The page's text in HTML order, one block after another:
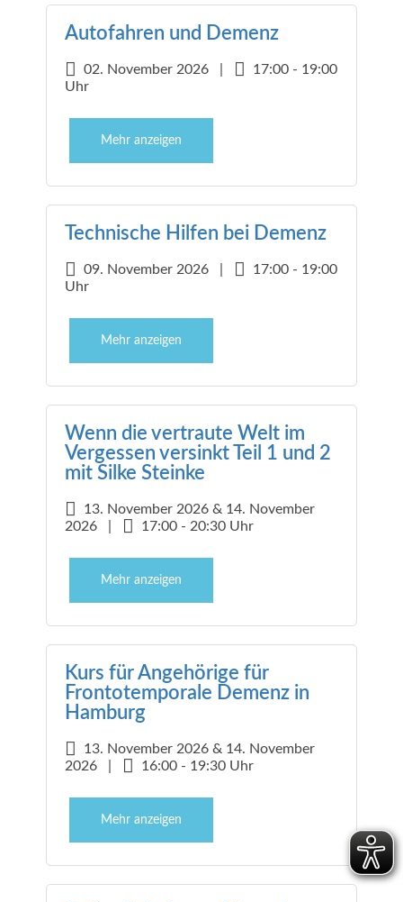
Autofahren und Demenz
02. November 2026 |
17:00 - 19:00
Uhr
Mehr anzeigen
Technische Hilfen bei Demenz
09. November 2026 |
17:00 - 19:00
Uhr
Mehr anzeigen
Wenn die vertraute Welt im
Vergessen versinkt Teil 1 und 2
mit Silke Steinke
13. November 2026 & 14. November
2026 |
17:00 - 20:30 Uhr
Mehr anzeigen
Kurs für Angehörige für
Frontotemporale Demenz in
Hamburg
13. November 2026 & 14. November
2026 |
16:00 - 19:30 Uhr
Mehr anzeigen